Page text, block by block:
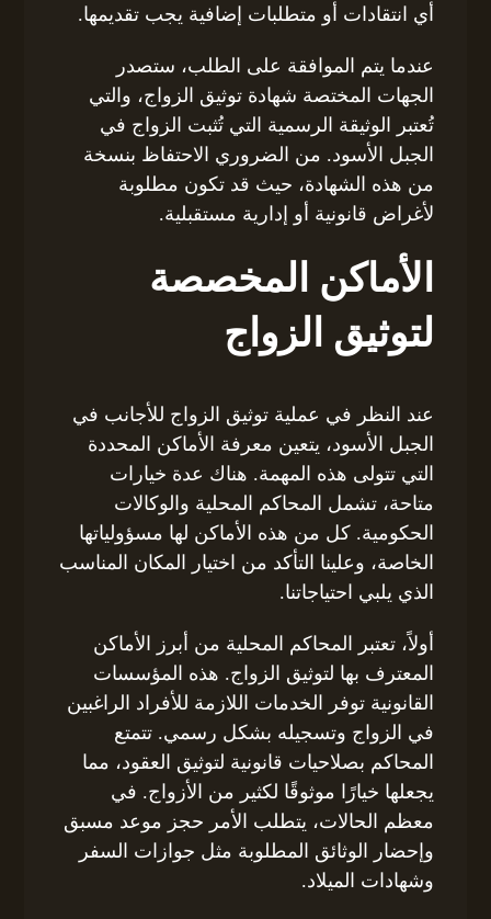
أي انتقادات أو متطلبات إضافية يجب تقديمها.
عندما يتم الموافقة على الطلب، ستصدر
الجهات المختصة شهادة توثيق الزواج، والتي
تُعتبر الوثيقة الرسمية التي تُثبت الزواج في
الجبل الأسود. من الضروري الاحتفاظ بنسخة
من هذه الشهادة، حيث قد تكون مطلوبة
لأغراض قانونية أو إدارية مستقبلية.
الأماكن المخصصة
لتوثيق الزواج
عند النظر في عملية توثيق الزواج للأجانب في
الجبل الأسود، يتعين معرفة الأماكن المحددة
التي تتولى هذه المهمة. هناك عدة خيارات
متاحة، تشمل المحاكم المحلية والوكالات
الحكومية. كل من هذه الأماكن لها مسؤولياتها
الخاصة، وعلينا التأكد من اختيار المكان المناسب
الذي يلبي احتياجاتنا.
أولاً، تعتبر المحاكم المحلية من أبرز الأماكن
المعترف بها لتوثيق الزواج. هذه المؤسسات
القانونية توفر الخدمات اللازمة للأفراد الراغبين
في الزواج وتسجيله بشكل رسمي. تتمتع
المحاكم بصلاحيات قانونية لتوثيق العقود، مما
يجعلها خيارًا موثوقًا لكثير من الأزواج. في
معظم الحالات، يتطلب الأمر حجز موعد مسبق
وإحضار الوثائق المطلوبة مثل جوازات السفر
وشهادات الميلاد.